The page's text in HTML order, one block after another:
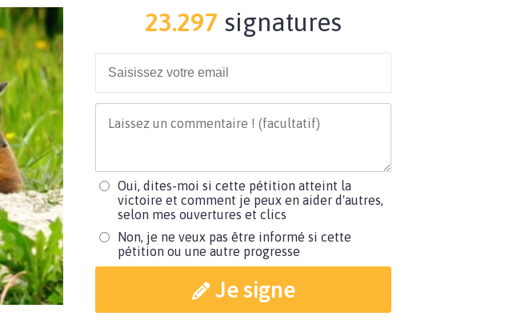
23.297 signatures
Oui, dites-moi si cette pétition atteint la
victoire et comment je peux en aider d'autres,
selon mes ouvertures et clics
Non, je ne veux pas être informé si cette
pétition ou une autre progresse
Je signe